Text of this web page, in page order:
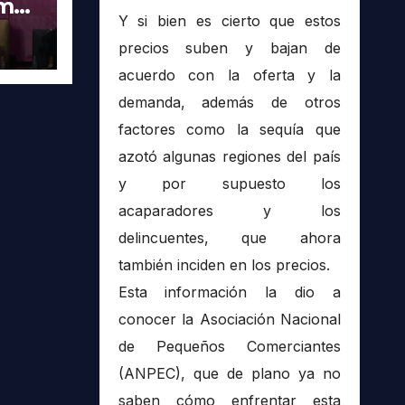
Y si bien es cierto que estos
precios suben y bajan de
acuerdo con la oferta y la
demanda, además de otros
factores como la sequía que
azotó algunas regiones del país
y por supuesto los
acaparadores y los
delincuentes, que ahora
también inciden en los precios.
Esta información la dio a
conocer la Asociación Nacional
de Pequeños Comerciantes
(ANPEC), que de plano ya no
saben cómo enfrentar esta